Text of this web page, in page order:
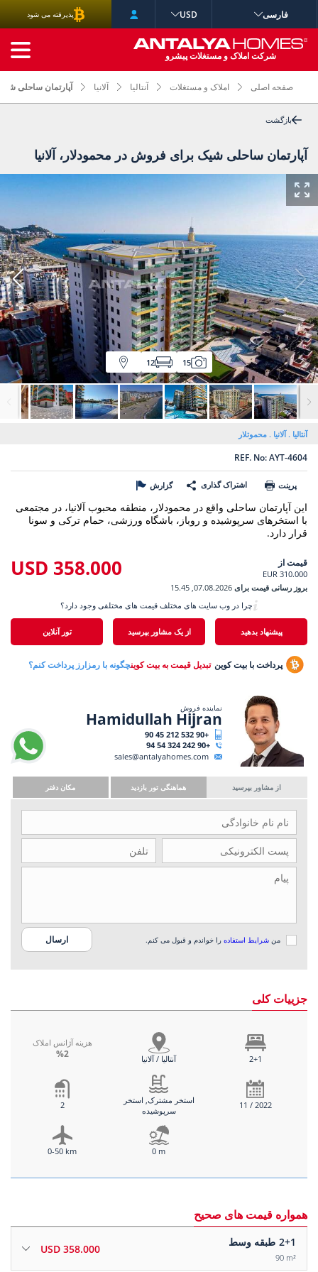
صفحه اصلی املاک و مستغلات آنتالیا آلانیا آپارتمان ساحلی
بازگشت
آپارتمان ساحلی شیک برای فروش در محمودلار، آلانیا
15
12
آنتالیا آلانیا محموتلار
REF. No: AYT-4604
پرینت اشتراک گذاری گزارش
این آپارتمان ساحلی واقع در محمودلار، منطقه محبوب آلانیا، در مجتمعی
با استخرهای سرپوشیده و روباز، باشگاه ورزشی، حمام ترکی و سونا
قرار دارد.
قیمت از
310.000 EUR
358.000 USD
بروز رسانی قیمت برای 07.08.2026, 15.45
پیشنهاد بدهید از یک مشاور بپرسید تور آنلاین
چرا در وب سایت های مختلف قیمت های مختلفی وجود دارد؟
پرداخت با بیت کوین تبدیل قیمت به بیت کوینچگونه با رمزارز پرداخت کنم؟
نماینده فروش
Hamidullah Hijran
+90 532 212 45 90
+90 242 324 54 94
sales@antalyahomes.com
از مشاور بپرسید هماهنگی تور بازدید مکان دفتر
من شرایط استفاده را خواندم و قبول می کنم.
جزییات کلی
هزینه آژانس املاک
%2 آنتالیا / آلانیا 2+1
2
استخر مشترک, استخر
سرپوشیده
11 / 2022
0-50 km 0 m
همواره قیمت های صحیح
2+1 طبقه وسط
90 m²
358.000 USD
فارسی USD پذیرفته می شود
شرکت املاک و مستغلات پیشرو
جستجوی پیشرفته